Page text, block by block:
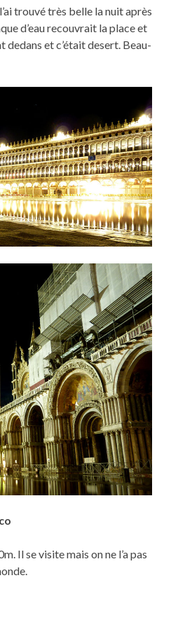
trouvé très belle la nuit après
d’eau recouvrait la place et
dedans et c’était desert. Beau-
Il se visite mais on ne l’a pas